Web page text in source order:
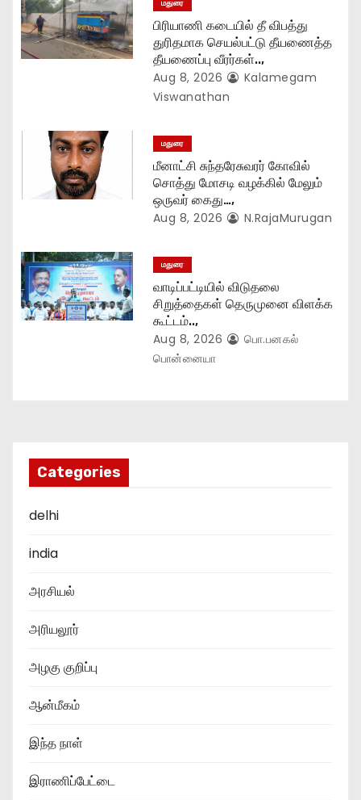
i
o
மதுரை
பிரியாணி கடையில் தீ விபத்து
துரிதமாக செயல்பட்டு தீயணைத்த
தீயணைப்பு வீரர்கள்..,
Aug 8, 2026
Kalamegam
Viswanathan
மதுரை
மீனாட்சி சுந்தரேசுவரர் கோவில்
சொத்து மோசடி வழக்கில் மேலும்
ஒருவர் கைது…,
Aug 8, 2026 N.RajaMurugan
மதுரை
வாடிப்பட்டியில் விடுதலை
சிறுத்தைகள் தெருமுனை விளக்க
கூட்டம்..,
Aug 8, 2026
பொ.பனகல்
பொன்னையா
Categories
delhi
india
அரசியல்
அரியலூர்
அழகு குறிப்பு
ஆன்மீகம்
இந்த நாள்
இராணிப்பேட்டை